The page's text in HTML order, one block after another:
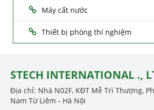
Máy cất nước
Thiết bị phòng thí nghiệm
STECH INTERNATIONAL .,
Địa chỉ: Nhà N02F, KĐT Mễ Trì Thượng,
Nam Từ Liêm - Hà Nội